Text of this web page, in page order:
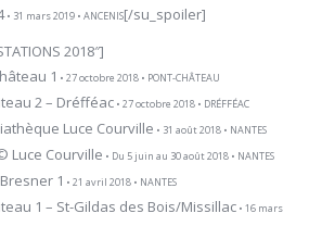
• 31 mars 2019 • ANCENIS[/su_spoiler]
2018″]
1 • 27 octobre 2018 • PONT-CHÂTEAU
2 – Dréfféac • 27 octobre 2018 • DRÉFFÉAC
Luce Courville • 31 août 2018 • NANTES
Luce Courville • Du 5 juin au 30 août 2018 • NANTES
1 • 21 avril 2018 • NANTES
1 – St-Gildas des Bois/Missillac • 16 mars